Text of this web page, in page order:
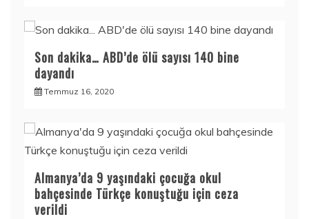
Son dakika… ABD’de ölü sayısı 140 bine
dayandı
Temmuz 16, 2020
Almanya’da 9 yaşındaki çocuğa okul
bahçesinde Türkçe konuştuğu için ceza
verildi